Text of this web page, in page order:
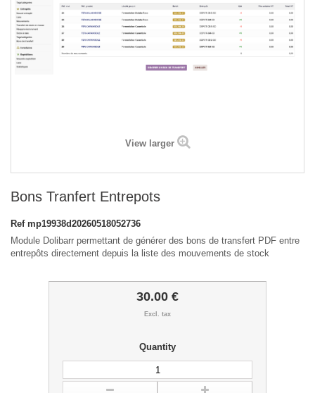
View larger
Bons Tranfert Entrepots
Ref mp19938d20260518052736
Module Dolibarr permettant de générer des bons de transfert PDF entre
entrepôts directement depuis la liste des mouvements de stock
30.00 €
Excl. tax
Quantity